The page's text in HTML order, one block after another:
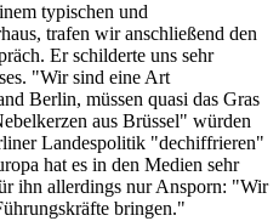
typischen und
trafen wir anschließend den
Er schilderte uns sehr
"Wir sind eine Art
Berlin, müssen quasi das Gras
aus Brüssel" würden
Landespolitik "dechiffrieren"
hat es in den Medien sehr
ihn allerdings nur Ansporn: "Wir
bringen."